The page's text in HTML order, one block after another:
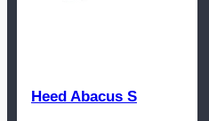
Heed Abacus S